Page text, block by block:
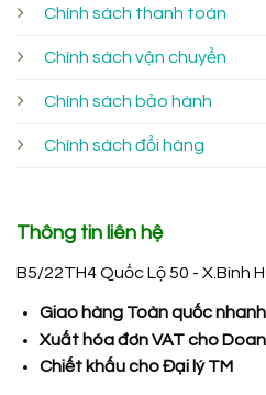
Chính sách thanh toán
Chính sách vận chuyển
Chính sách bảo hành
Chính sách đổi hàng
Thông tin liên hệ
B5/22TH4 Quốc Lộ 50 - X.Bình
Giao hàng Toàn quốc
Xuất hóa đơn VAT cho
Chiết khấu cho Đại lý TM